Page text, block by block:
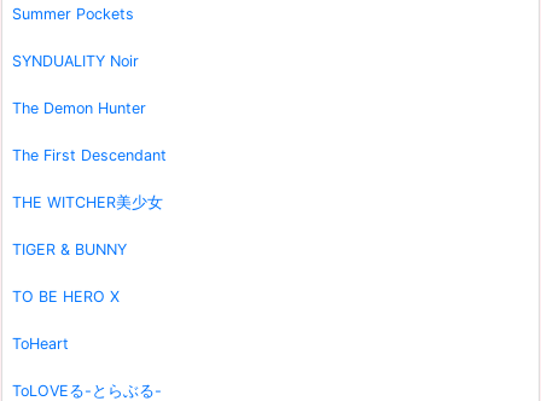
Summer Pockets
SYNDUALITY Noir
The Demon Hunter
The First Descendant
THE WITCHER美少女
TIGER & BUNNY
TO BE HERO X
ToHeart
ToLOVEる-とらぶる-